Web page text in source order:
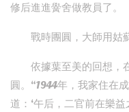
修后進進黌舍做教員了。
戰時團圓，大師用姑
依據葉至美的回想，
圓。“1944年，我家住在
道：‘午后，二官前在樂